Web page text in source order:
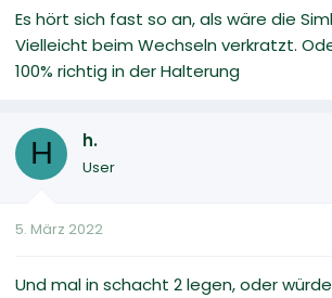
Es hört sich fast so an, als wäre die
Vielleicht beim Wechseln verkratzt.
100% richtig in der Halterung
H h.
User
5. März 2022
Und mal in schacht 2 legen, oder